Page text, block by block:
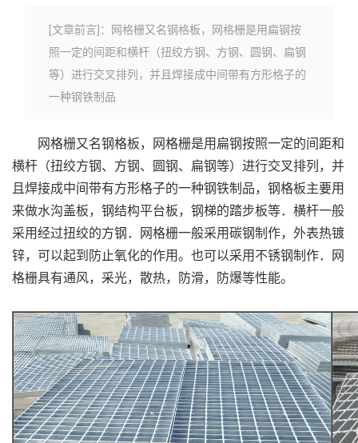
[文章前言]：网格栅又名钢格板，网格栅是用扁钢按
照一定的间距和横杆（扭绞方钢、方钢、圆钢、扁钢
等）进行交叉排列，并且焊接成中间带有方形格子的
一种钢铁制品
网格栅又名钢格板，网格栅是用扁钢按照一定的间距和
横杆（扭绞方钢、方钢、圆钢、扁钢等）进行交叉排列，并
且焊接成中间带有方形格子的一种钢铁制品，钢格板主要用
来做水沟盖板，钢结构平台板，钢梯的踏步板等．横杆一般
采用经过扭绞的方钢．网格栅一般采用碳钢制作，外表热镀
锌，可以起到防止氧化的作用。也可以采用不锈钢制作．网
格栅具有通风，采光，散热，防滑，防爆等性能。